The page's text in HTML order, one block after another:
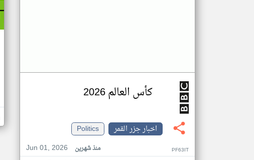
كأس العالم 2026
اخبار جزر القمر
Politics
Jun 01, 2026
منذ شهرين PF63IT